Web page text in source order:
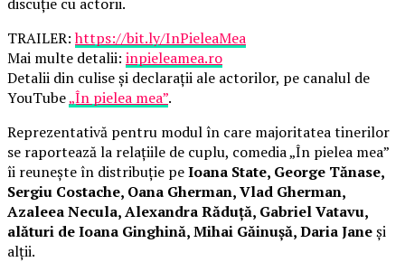
TRAILER:https://bit.ly/InPieleaMea
Mai multe detalii: inpieleamea.ro
Detalii din culise și declarații ale actorilor, pe canalul de
YouTube„În pielea mea”.
Reprezentativă pentru modul în care majoritatea tinerilor
se raportează la relațiile de cuplu, comedia „În pielea mea”
îi reunește în distribuție peIoana State, George Tănase,
Sergiu Costache, Oana Gherman, Vlad Gherman,
Azaleea Necula, Alexandra Răduță, Gabriel Vatavu,
alături de Ioana Ginghină, Mihai Găinușă, Daria Janeși
alții.